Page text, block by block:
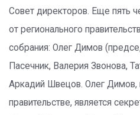
Совет директоров. Еще пять
от регионального
собрания: Олег Димов
Пасечник, Валерия Звонова,
Аркадий Швецов. Олег
правительстве, является